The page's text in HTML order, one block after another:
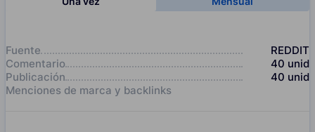
Fuente
REDDIT
Comentario
40 unid
Publicación
40 unid
Menciones de marca y backlinks